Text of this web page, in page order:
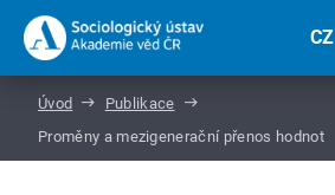
CZ
Úvod
Publikace
Proměny a mezigenerační přenos hodnot